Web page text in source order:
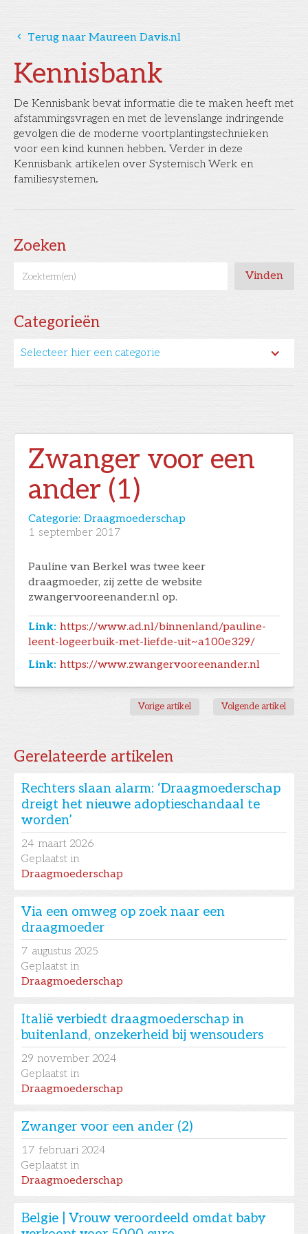
Kennisbank
De Kennisbank bevat informatie die te maken heeft met
afstammingsvragen en met de levenslange indringende
gevolgen die de moderne voortplantingstechnieken
voor een kind kunnen hebben. Verder in deze
Kennisbank artikelen over Systemisch Werk en
familiesystemen.
Zoeken
Categorieën
Selecteer hier een categorie
󰅁 Terug naar Maureen Davis.nl
Zwanger voor een
ander (1)
Categorie: Draagmoederschap
1 september 2017
Pauline van Berkel was twee keer
draagmoeder, zij zette de website
zwangervooreenander.nl op.
Link: https://www.ad.nl/binnenland/pauline-
leent-logeerbuik-met-liefde-uit~a100e329/
Link: https://www.zwangervooreenander.nl
Vorige artikel Volgende artikel
Gerelateerde artikelen
Rechters slaan alarm: ‘Draagmoederschap
dreigt het nieuwe adoptieschandaal te
worden’
24 maart 2026
Geplaatst in
Draagmoederschap
Via een omweg op zoek naar een
draagmoeder
7 augustus 2025
Geplaatst in
Draagmoederschap
Italië verbiedt draagmoederschap in
buitenland, onzekerheid bij wensouders
29 november 2024
Geplaatst in
Draagmoederschap
Zwanger voor een ander (2)
17 februari 2024
Geplaatst in
Draagmoederschap
Belgie | Vrouw veroordeeld omdat baby